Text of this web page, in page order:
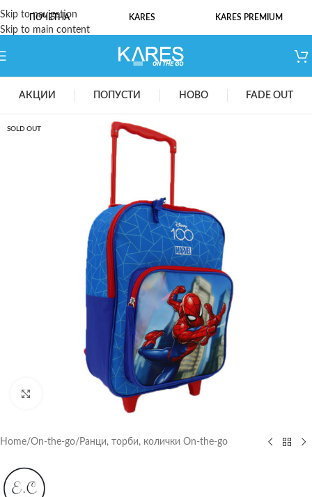
Skip to navigation
Skip to main content
ПОЧЕТНА KARES KARES PREMIUM
АКЦИИ ПОПУСТИ НОВО FADE OUT
SOLD OUT
Home/On-the-go/ Ранци, торби, колички On-the-go